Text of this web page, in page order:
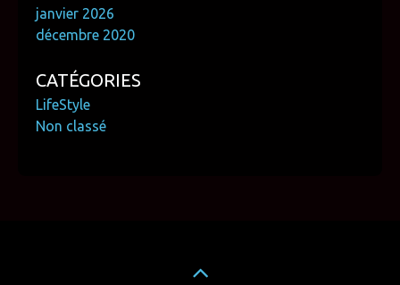
janvier 2026
décembre 2020
CATÉGORIES
LifeStyle
Non classé